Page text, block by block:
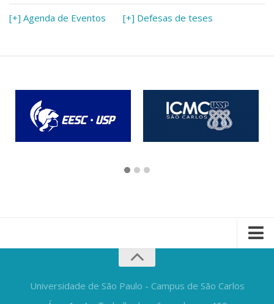
[+] Agenda de Eventos [+] Defesas de teses
Universidade de São Paulo - Campus de São Carlos